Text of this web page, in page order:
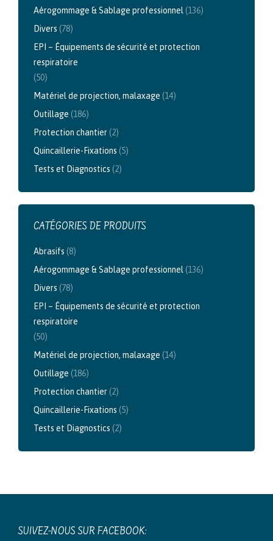
peuvent
choisies
Aérogommage & Sablage professionnel (136)
Divers (78)
EPI – Équipements de sécurité et protection
respiratoire
(50)
Matériel de projection, malaxage (14)
Outillage (186)
Protection chantier(2)
Quincaillerie-Fixations (5)
Tests et Diagnostics (2)
CATÉGORIES DE PRODUITS
Abrasifs (8)
Aérogommage & Sablage professionnel (136)
Divers (78)
EPI – Équipements de sécurité et protection
respiratoire
(50)
Matériel de projection, malaxage (14)
Outillage (186)
Protection chantier(2)
Quincaillerie-Fixations (5)
Tests et Diagnostics (2)
SUIVEZ-NOUS SUR FACEBOOK: